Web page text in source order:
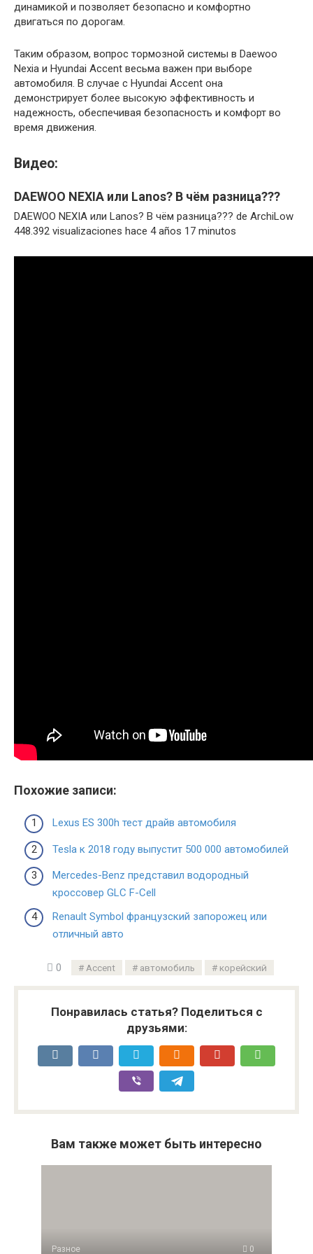
динамикой и позволяет безопасно и комфортно
двигаться по дорогам.
Таким образом, вопрос тормозной системы в Daewoo
Nexia и Hyundai Accent весьма важен при выборе
автомобиля. В случае с Hyundai Accent она
демонстрирует более высокую эффективность и
надежность, обеспечивая безопасность и комфорт во
время движения.
Видео:
DAEWOO NEXIA или Lanos? В чём разница???
DAEWOO NEXIA или Lanos? В чём разница??? de ArchiLow
448.392 visualizaciones hace 4 años 17 minutos
Похожие записи:
Lexus ES 300h тест драйв автомобиля
Tesla к 2018 году выпустит 500 000 автомобилей
Mercedes-Benz представил водородный
кроссовер GLC F-Cell
Renault Symbol французский запорожец или
отличный авто
0 Accent автомобиль корейский
Понравилась статья? Поделиться с
друзьями:
Вам также может быть интересно
Разное 0